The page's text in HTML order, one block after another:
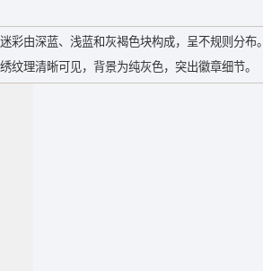
由深蓝、浅蓝和灰褐色块构成，呈不规则分布。
理清晰可见，背景为纯灰色，突出徽章细节。